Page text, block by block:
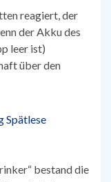
reagiert, der
der Akku des
leer ist)
über den
bestand die